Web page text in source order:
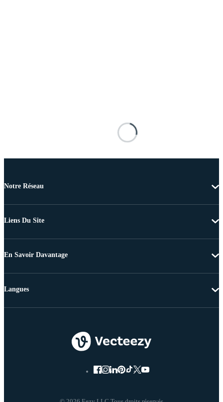
Notre Réseau
Liens Du Site
En Savoir Davantage
Langues